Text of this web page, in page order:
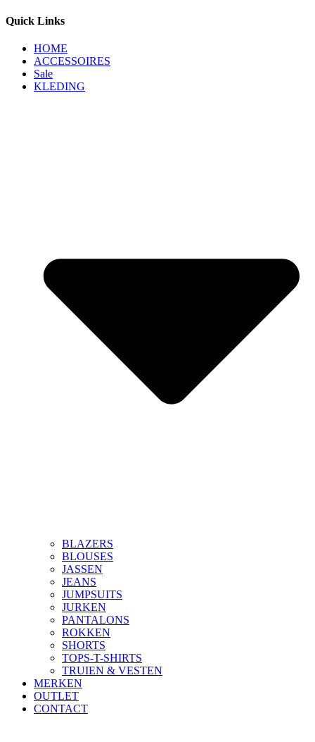
Quick Links
HOME
ACCESSOIRES
Sale
KLEDING
BLAZERS
BLOUSES
JASSEN
JEANS
JUMPSUITS
JURKEN
PANTALONS
ROKKEN
SHORTS
TOPS-T-SHIRTS
TRUIEN & VESTEN
MERKEN
OUTLET
CONTACT